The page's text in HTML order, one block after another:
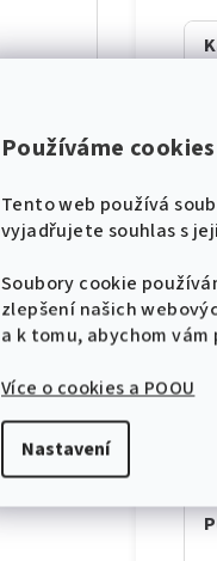
Používáme cookies
Tento web používá
vyjadřujete souhlas s
Soubory cookie
zlepšení našich
a k tomu, abychom
Více o cookies a POOU
Nastavení